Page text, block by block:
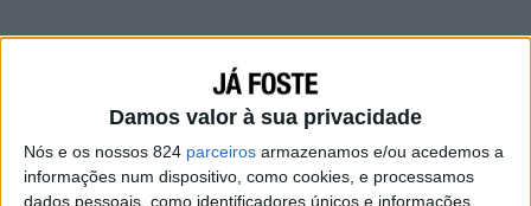
Damos valor à sua privacidade
Nós e os nossos 824 parceiros armazenamos e/ou acedemos a
informações num dispositivo, como cookies, e processamos
dados pessoais, como identificadores únicos e informações